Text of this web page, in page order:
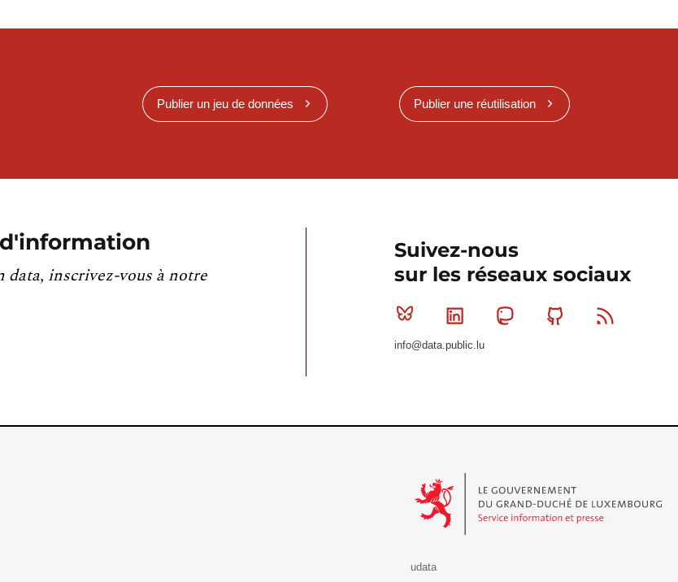
Publier un jeu de données Publier une réutilisation
data, inscrivez-vous à notre
Suivez-nous
sur les réseaux sociaux
Bluesky Linkedin MastodonGithub
info@data.public.lu
udata